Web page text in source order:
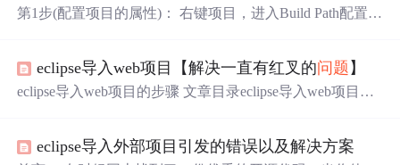
dow → Show View → Problems要么Window → Show View
第1步(配置项目的属性)： 右键项目，进入Build Path配置：
版本遇到的问题） 选中Java Compiler，使其版本与jdk版本
一致： 选中project Facets，指定Dynamic Web Module（我
eclipse导入web项目【解决一直有红叉的问题 】
eclipse导入web项目的步骤 文章目录eclipse导入web项目的
一、导入项目 点击顶部的 File --> import 打开General –> Exi
eclipse导入外部项目引发的错误以及解决方案